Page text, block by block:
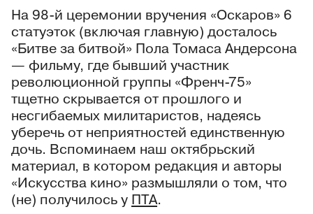
На 98-й церемонии вручения «Оскаров» 6
статуэток (включая главную) досталось
«Битве за битвой» Пола Томаса Андерсона
— фильму, где бывший участник
революционной группы «Френч-75»
тщетно скрывается от прошлого и
несгибаемых милитаристов, надеясь
уберечь от неприятностей единственную
дочь. Вспоминаем наш октябрьский
материал, в котором редакция и авторы
«Искусства кино» размышляли о том, что
(не) получилось у ПТА.